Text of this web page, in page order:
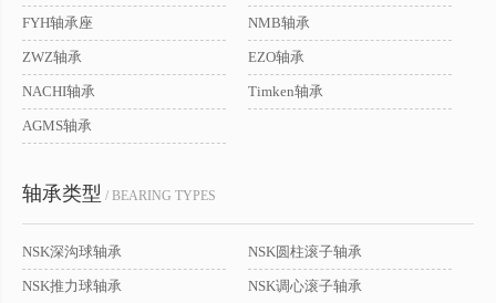
FYH轴承座 NMB轴承
ZWZ轴承 EZO轴承
NACHI轴承 Timken轴承
AGMS轴承
轴承类型 / BEARING TYPES
NSK深沟球轴承 NSK圆柱滚子轴承
NSK推力球轴承 NSK调心滚子轴承